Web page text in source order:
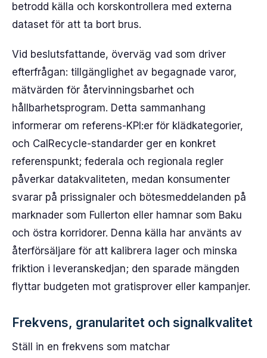
betrodd källa och korskontrollera med externa
dataset för att ta bort brus.
Vid beslutsfattande, överväg vad som driver
efterfrågan: tillgänglighet av begagnade varor,
mätvärden för återvinningsbarhet och
hållbarhetsprogram. Detta sammanhang
informerar om referens-KPI:er för klädkategorier,
och CalRecycle-standarder ger en konkret
referenspunkt; federala och regionala regler
påverkar datakvaliteten, medan konsumenter
svarar på prissignaler och bötesmeddelanden på
marknader som Fullerton eller hamnar som Baku
och östra korridorer. Denna källa har använts av
återförsäljare för att kalibrera lager och minska
friktion i leveranskedjan; den sparade mängden
flyttar budgeten mot gratisprover eller kampanjer.
Frekvens, granularitet och signalkvalitet
Ställ in en frekvens som matchar